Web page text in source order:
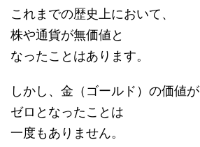
これまでの歴史上において、
株や通貨が無価値と
なったことはあります。
しかし、金（ゴールド）の価値が
ゼロとなったことは
一度もありません。